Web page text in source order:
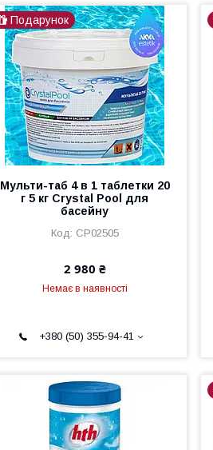
Подарунок
Мульти-таб 4 в 1 таблетки 20
г 5 кг Crystal Pool для
басейну
CP02505
2 980 ₴
Немає в наявності
+380 (50) 355-94-41